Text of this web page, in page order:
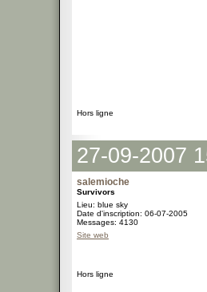
Hors ligne
27-09-2007
salemioche
Survivors
Lieu: blue sky
Date d'inscription: 06-07-2005
Messages: 4130
Site web
Hors ligne